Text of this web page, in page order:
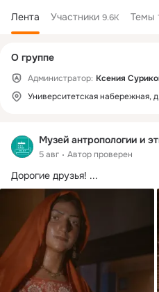
Лента Участники 9.6K Темы
5 авг Автор проверен
Дорогие друзья! ...
колонка
О группе
Администратор: Ксения
Университетская набережная,